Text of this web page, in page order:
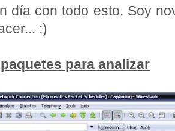
día con todo esto. Soy
:)
para analizar